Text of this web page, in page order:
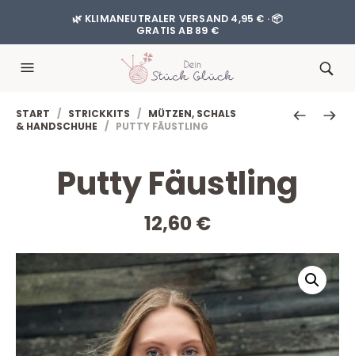
🌿 KLIMANEUTRALER VERSAND 4,95 € · 📦
GRATIS AB 89 €
START / STRICKKITS / MÜTZEN, SCHALS
& HANDSCHUHE / PUTTY FÄUSTLING
Putty Fäustling
12,60€